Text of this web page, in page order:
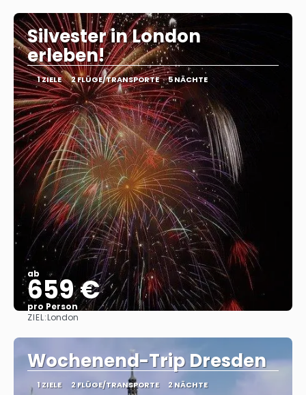
Silvester in London
erleben!
1 ZIELE 2 FLÜGE/TRANSPORTE 5 NÄCHTE
ab
659 €
pro Person
ZIEL:London
Wochenend-Trip Dresden
1 ZIELE 2 FLÜGE/TRANSPORTE 2 NÄCHTE